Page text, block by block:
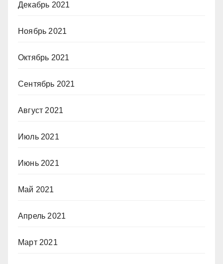
Декабрь 2021
Ноябрь 2021
Октябрь 2021
Сентябрь 2021
Август 2021
Июль 2021
Июнь 2021
Май 2021
Апрель 2021
Март 2021